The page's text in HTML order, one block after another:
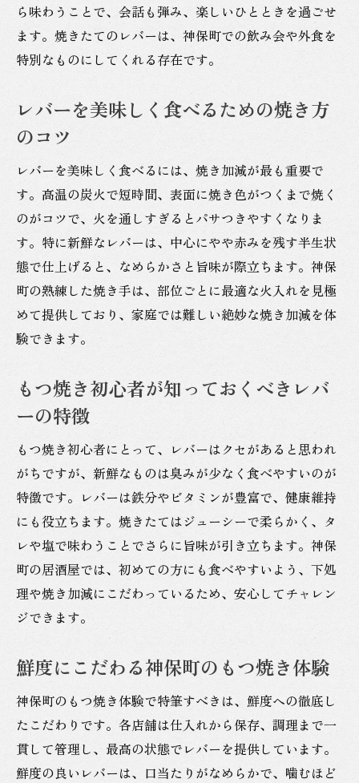
ら味わうことで、会話も弾み、楽しいひとときを過ごせ
ます。焼きたてのレバーは、神保町での飲み会や外食を
特別なものにしてくれる存在です。
レバーを美味しく食べるための焼き方
のコツ
レバーを美味しく食べるには、焼き加減が最も重要で
す。高温の炭火で短時間、表面に焼き色がつくまで焼く
のがコツで、火を通しすぎるとパサつきやすくなりま
す。特に新鮮なレバーは、中心にやや赤みを残す半生状
態で仕上げると、なめらかさと旨味が際立ちます。神保
町の熟練した焼き手は、部位ごとに最適な火入れを見極
めて提供しており、家庭では難しい絶妙な焼き加減を体
験できます。
もつ焼き初心者が知っておくべきレバ
ーの特徴
もつ焼き初心者にとって、レバーはクセがあると思われ
がちですが、新鮮なものは臭みが少なく食べやすいのが
特徴です。レバーは鉄分やビタミンが豊富で、健康維持
にも役立ちます。焼きたてはジューシーで柔らかく、タ
レや塩で味わうことでさらに旨味が引き立ちます。神保
町の居酒屋では、初めての方にも食べやすいよう、下処
理や焼き加減にこだわっているため、安心してチャレン
ジできます。
鮮度にこだわる神保町のもつ焼き体験
神保町のもつ焼き体験で特筆すべきは、鮮度への徹底し
たこだわりです。各店舗は仕入れから保存、調理まで一
貫して管理し、最高の状態でレバーを提供しています。
鮮度の良いレバーは、口当たりがなめらかで、噛むほど